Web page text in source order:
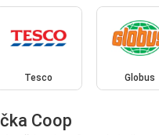
Tesco Globus
Coop